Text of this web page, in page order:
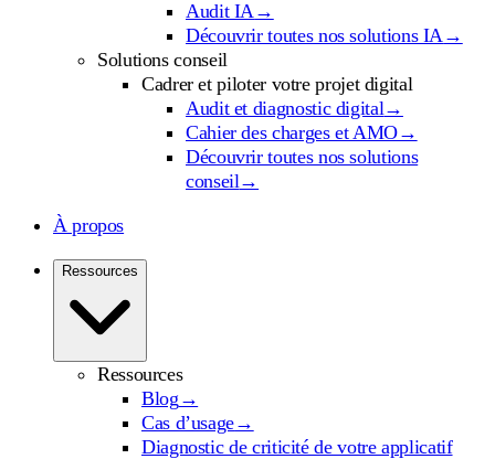
Audit IA→
Découvrir toutes nos solutions IA→
Solutions conseil
Cadrer et piloter votre projet digital
Audit et diagnostic digital→
Cahier des charges et AMO→
Découvrir toutes nos solutions
conseil→
À propos
Ressources
Ressources
Blog →
Cas d’usage→
Diagnostic de criticité de votre applicatif